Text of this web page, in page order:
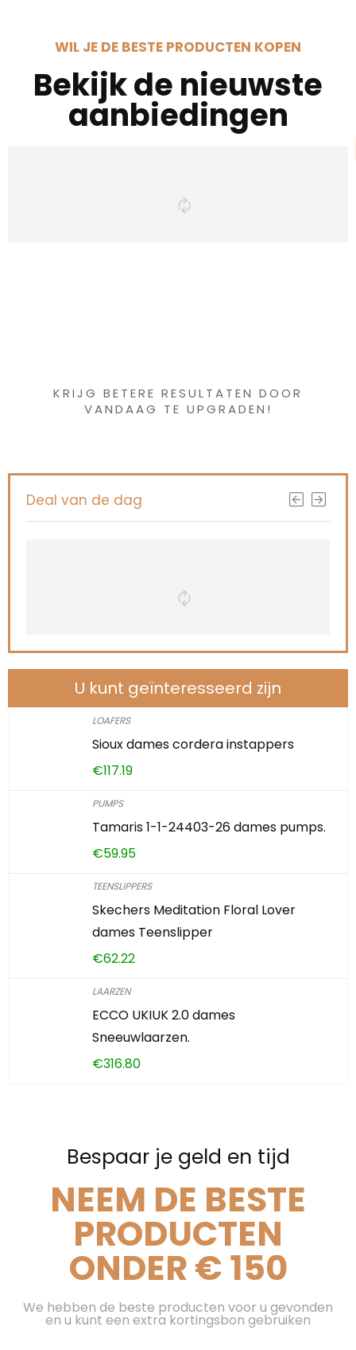
WIL JE DE BESTE PRODUCTEN KOPEN
Bekijk de nieuwste
aanbiedingen
KRIJG BETERE RESULTATEN DOOR
VANDAAG TE UPGRADEN!
Deal van de dag
U kunt geïnteresseerd zijn
LOAFERS
Sioux dames cordera instappers
€117.19
PUMPS
Tamaris 1-1-24403-26 dames pumps.
€59.95
TEENSLIPPERS
Skechers Meditation Floral Lover
dames Teenslipper
€62.22
LAARZEN
ECCO UKIUK 2.0 dames
Sneeuwlaarzen.
€316.80
Bespaar je geld en tijd
NEEM DE BESTE
PRODUCTEN
ONDER € 150
We hebben de beste producten voor u gevonden
en u kunt een extra kortingsbon gebruiken